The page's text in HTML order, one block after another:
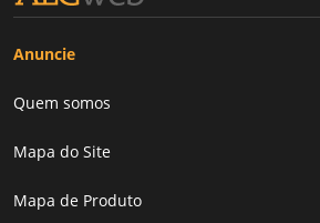
Anuncie
Quem somos
Mapa do Site
Mapa de Produto